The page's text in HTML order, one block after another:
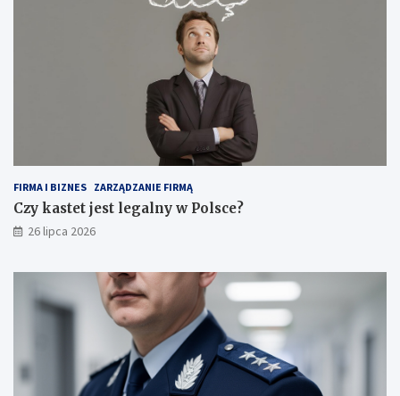
FIRMA I BIZNES ZARZĄDZANIE FIRMĄ
Czy kastet jest legalny w Polsce?
26 lipca 2026